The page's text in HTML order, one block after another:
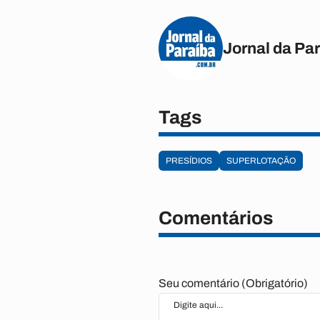
Jornal da
Tags
PRESÍDIOS SUPERLOTAÇÃO
Comentários
Seu comentário (Obrigatório)